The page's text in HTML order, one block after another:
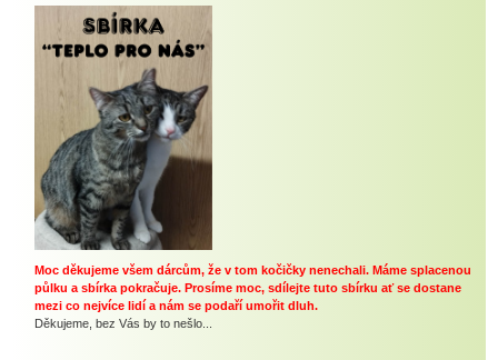
Moc děkujeme všem dárcům, že v tom kočičky nenechali. Máme splacenou
půlku a sbírka pokračuje. Prosíme moc, sdílejte tuto sbírku ať se dostane
mezi co nejvíce lidí a nám se podaří umořit dluh.
Děkujeme, bez Vás by to nešlo...